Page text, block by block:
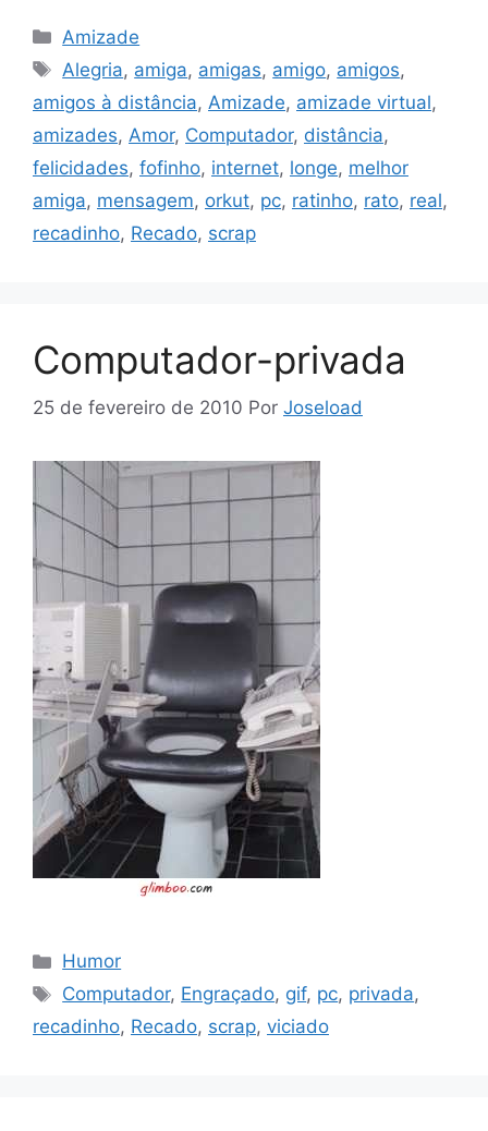
Categorias
Amizade
Tags
Alegria, amiga, amigas, amigo, amigos,
amigos à distância, Amizade, amizade virtual,
amizades, Amor, Computador, distância,
felicidades, fofinho, internet, longe, melhor
amiga, mensagem, orkut, pc, ratinho, rato, real,
recadinho, Recado, scrap
Computador-privada
25 de fevereiro de 2010 Por Joseload
Categorias
Humor
Tags
Computador, Engraçado, gif, pc, privada,
recadinho, Recado, scrap, viciado